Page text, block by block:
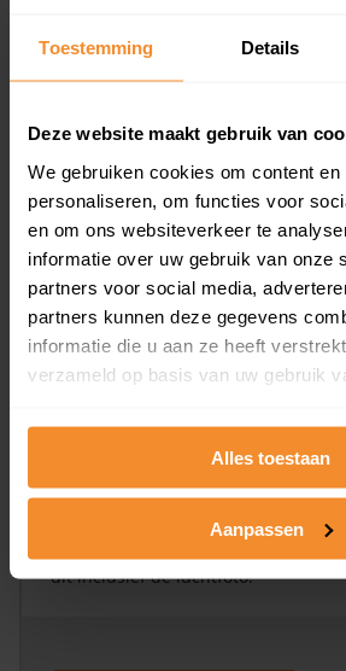
Toestemming Details
Deze website maakt gebruik van
We gebruiken cookies om content
personaliseren, om functies voor
en om ons websiteverkeer te
informatie over uw gebruik van onze
partners voor social media,
partners kunnen deze gegevens
informatie die u aan ze heeft
verzameld op basis van uw gebruik
Alles toestaan
Aanpassen
Inclusief 1 jaar gratis updates
inclusief een jaar lang gratis
koopsommen.
Bekijk product
Direct leverbaar
Kadastrale kaart pakket
Alleen globale ligging perceel
Een uitgebreid overzicht van het
omliggende percelen met de
dit inclusief de luchtfoto!